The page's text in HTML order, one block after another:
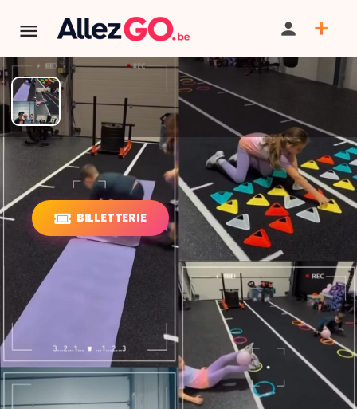
FIT FAMILY – Mercredi 16h00
(YOU FIT CLUB)
BILLETTERIE
PARTAGER ITINÉRAIRE SAUVEGARDER
AU PROGRAMME